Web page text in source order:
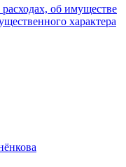
об имуществе
характера